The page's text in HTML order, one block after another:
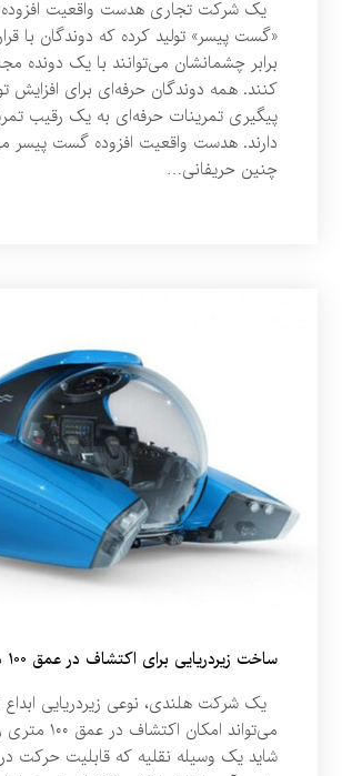
یک شرکت تجاری هدست واقعیت افزوده
«گست پیسر» تولید کرده که دوندگان با
برابر چشمانشان می‌توانند با یک دونده
کنند. همه دوندگان حرفه‌ای برای افزایش
پیگیری تمرینات حرفه‌ای به یک رقیب
دارند. هدست واقعیت افزوده گست پیسر
چنین حریفانی…
ساخت زیردریایی برای اکتشاف در عمق ۱۰۰ متری دریا
یک شرکت هلندی، نوعی زیردریایی
می‌تواند امکان